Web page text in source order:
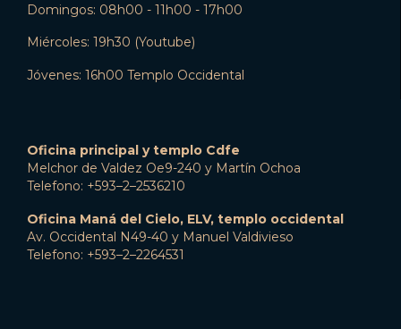
Domingos: 08h00 - 11h00 - 17h00
Miércoles: 19h30 (Youtube)
Jóvenes: 16h00 Templo Occidental
Oficina principal y templo Cdfe
Melchor de Valdez Oe9-240 y Martín Ochoa
Telefono: +593–2–2536210
Oficina Maná del Cielo, ELV, templo occidental
Av. Occidental N49-40 y Manuel Valdivieso
Telefono: +593–2–2264531